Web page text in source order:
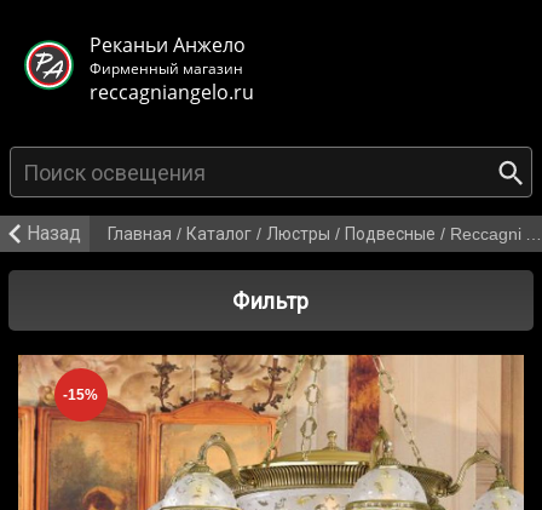
Реканьи Анжело
Фирменный магазин
reccagniangelo.ru
Назад Главная / Каталог / Люстры / Подвесные / Reccagni Angelo L 6300/6+4
Фильтр
-15%